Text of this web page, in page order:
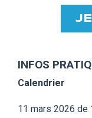
INFOS
Calendrier
11 mars 2026 de